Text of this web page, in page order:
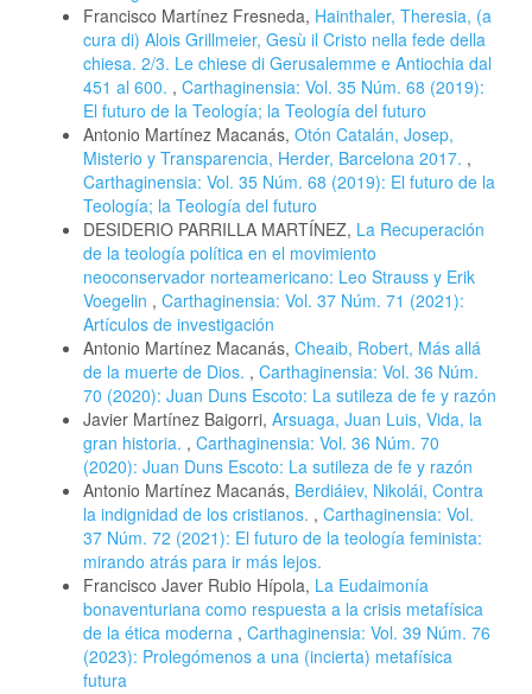
Francisco Martínez Fresneda, Hainthaler, Theresia, (a
cura di) Alois Grillmeier, Gesù il Cristo nella fede della
chiesa. 2/3. Le chiese di Gerusalemme e Antiochia dal
451 al 600. , Carthaginensia: Vol. 35 Núm. 68 (2019):
El futuro de la Teología; la Teología del futuro
Antonio Martínez Macanás, Otón Catalán, Josep,
Misterio y Transparencia, Herder, Barcelona 2017. ,
Carthaginensia: Vol. 35 Núm. 68 (2019): El futuro de la
Teología; la Teología del futuro
DESIDERIO PARRILLA MARTÍNEZ, La Recuperación
de la teología política en el movimiento
neoconservador norteamericano: Leo Strauss y Erik
Voegelin , Carthaginensia: Vol. 37 Núm. 71 (2021):
Artículos de investigación
Antonio Martínez Macanás, Cheaib, Robert, Más allá
de la muerte de Dios. , Carthaginensia: Vol. 36 Núm.
70 (2020): Juan Duns Escoto: La sutileza de fe y razón
Javier Martínez Baigorri, Arsuaga, Juan Luis, Vida, la
gran historia. , Carthaginensia: Vol. 36 Núm. 70
(2020): Juan Duns Escoto: La sutileza de fe y razón
Antonio Martínez Macanás, Berdiáiev, Nikolái, Contra
la indignidad de los cristianos. , Carthaginensia: Vol.
37 Núm. 72 (2021): El futuro de la teología feminista:
mirando atrás para ir más lejos.
Francisco Javer Rubio Hípola, La Eudaimonía
bonaventuriana como respuesta a la crisis metafísica
de la ética moderna , Carthaginensia: Vol. 39 Núm. 76
(2023): Prolegómenos a una (incierta) metafísica
futura